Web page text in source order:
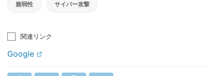
脆弱性 サイバー攻撃
関連リンク
Google